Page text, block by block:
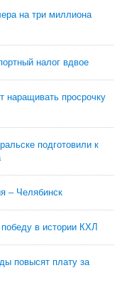
на три миллиона
налог вдвое
наращивать просрочку
подготовили к
– Челябинск
в истории КХЛ
повысят плату за